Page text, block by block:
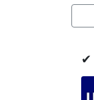
✔